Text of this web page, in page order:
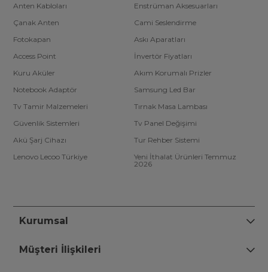
Anten Kabloları
Enstrüman Aksesuarları
Çanak Anten
Cami Seslendirme
Fotokapan
Askı Aparatları
Access Point
İnvertör Fiyatları
Kuru Aküler
Akım Korumalı Prizler
Notebook Adaptör
Samsung Led Bar
Tv Tamir Malzemeleri
Tırnak Masa Lambası
Güvenlik Sistemleri
Tv Panel Değişimi
Akü Şarj Cihazı
Tur Rehber Sistemi
Lenovo Lecoo Türkiye
Yeni İthalat Ürünleri Temmuz
2026
Kurumsal
Müşteri İlişkileri